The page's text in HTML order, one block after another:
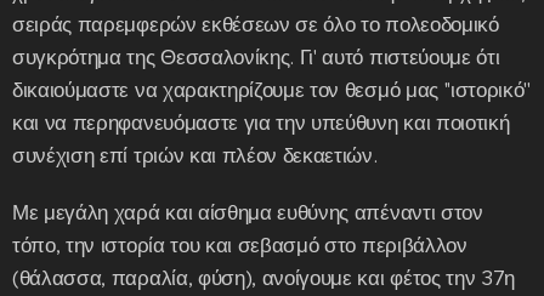
σειράς παρεμφερών εκθέσεων σε όλο το πολεοδομικό
συγκρότημα της Θεσσαλονίκης. Γι' αυτό πιστεύουμε ότι
δικαιούμαστε να χαρακτηρίζουμε τον θεσμό μας ''ιστορικό''
και να περηφανευόμαστε για την υπεύθυνη και ποιοτική
συνέχιση επί τριών και πλέον δεκαετιών.
Με μεγάλη χαρά και αίσθημα ευθύνης απέναντι στον
τόπο, την ιστορία του και σεβασμό στο περιβάλλον
(θάλασσα, παραλία, φύση), ανοίγουμε και φέτος την 37η